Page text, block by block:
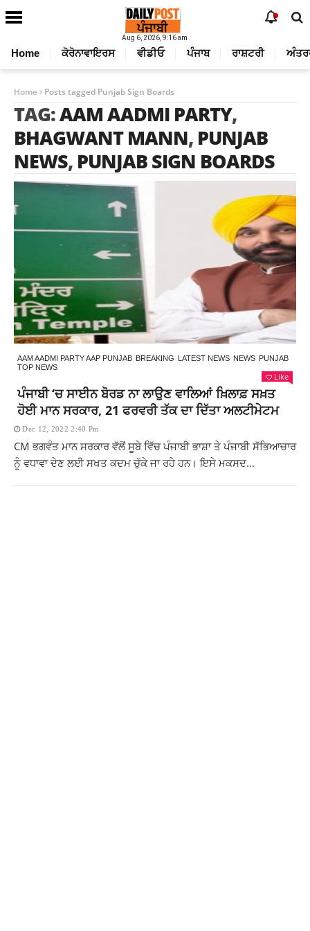
Aug 6, 2026, 9:16 am
Home ਕੋਰੋਨਾਵਾਇਰਸ ਵੀਡੀਓ ਪੰਜਾਬ ਰਾਸ਼ਟਰੀ
Home Posts tagged Punjab Sign Boards
TAG:AAM AADMI PARTY,
BHAGWANT MANN, PUNJAB
NEWS, PUNJAB SIGN BOARDS
AAM AADMI PARTY AAP PUNJAB BREAKING LATEST NEWS NEWS PUNJAB
TOP NEWS
Like
ਪੰਜਾਬੀ ‘ਚ ਸਾਈਨ ਬੋਰਡ ਨਾ ਲਾਉਣ ਵਾਲਿਆਂ ਖ਼ਿਲਾਫ਼ ਸਖ਼ਤ
ਹੋਈ ਮਾਨ ਸਰਕਾਰ, 21 ਫਰਵਰੀ ਤੱਕ ਦਾ ਦਿੱਤਾ ਅਲਟੀਮੇਟਮ
Dec 12, 2022 2:40 Pm
CM ਭਗਵੰਤ ਮਾਨ ਸਰਕਾਰ ਵੱਲੋਂ ਸੂਬੇ ਵਿੱਚ ਪੰਜਾਬੀ ਭਾਸ਼ਾ ਤੇ ਪੰਜਾਬੀ ਸੱਭਿਆਚਾਰ
ਨੂੰ ਵਧਾਵਾ ਦੇਣ ਲਈ ਸਖਤ ਕਦਮ ਚੁੱਕੇ ਜਾ ਰਹੇ ਹਨ। ਇਸੇ ਮਕਸਦ...